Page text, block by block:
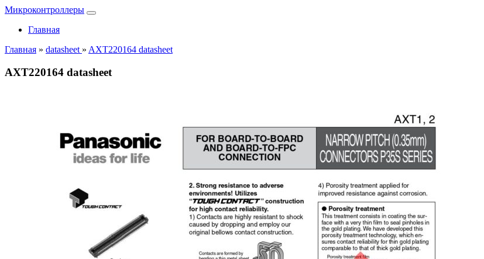
Микроконтроллеры
Главная
Главная » datasheet » AXT220164 datasheet
AXT220164 datasheet